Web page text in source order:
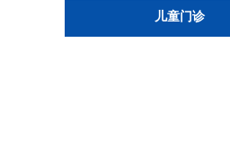
儿童门诊